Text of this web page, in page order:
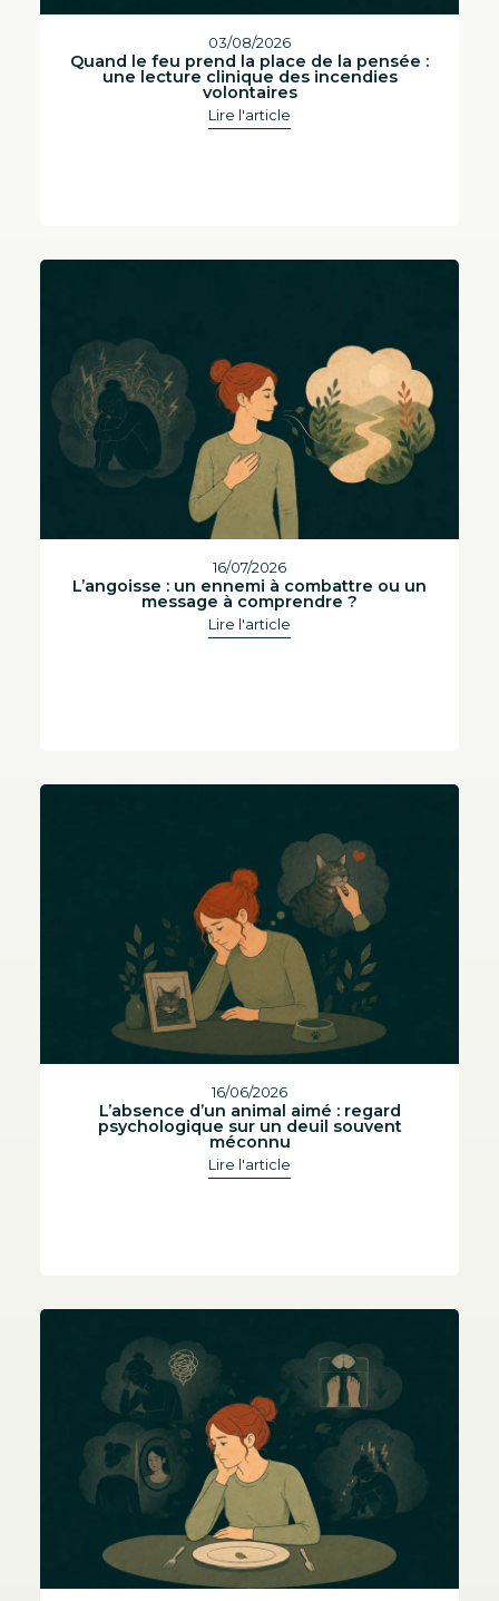
03/08/2026
Quand le feu prend la place de la pensée :
une lecture clinique des incendies
volontaires
Lire l'article
16/07/2026
L’angoisse : un ennemi à combattre ou un
message à comprendre ?
Lire l'article
16/06/2026
L’absence d’un animal aimé : regard
psychologique sur un deuil souvent
méconnu
Lire l'article